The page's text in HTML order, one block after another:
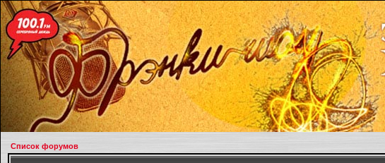
Список форумов